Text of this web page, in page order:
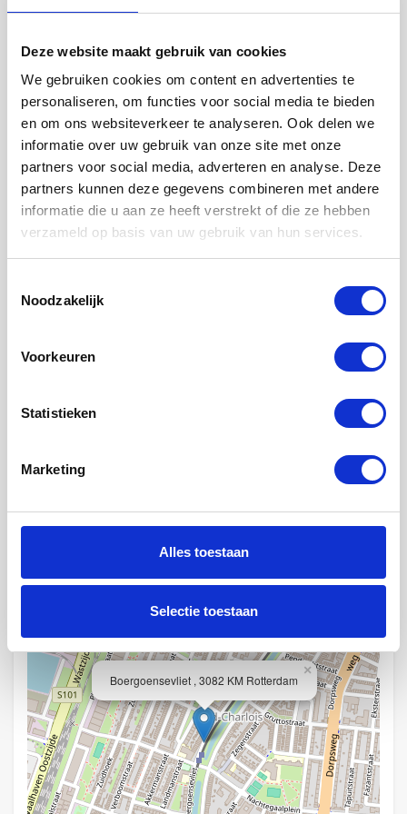
Deze website maakt gebruik van cookies
We gebruiken cookies om content en advertenties te
personaliseren, om functies voor social media te bieden
en om ons websiteverkeer te analyseren. Ook delen we
informatie over uw gebruik van onze site met onze
partners voor social media, adverteren en analyse. Deze
partners kunnen deze gegevens combineren met andere
informatie die u aan ze heeft verstrekt of die ze hebben
verzameld op basis van uw gebruik van hun services.
Noodzakelijk
Voorkeuren
Statistieken
Marketing
Alles toestaan
Selectie toestaan
Faciliteiten
Badkamer :
Toilet :
Keuken :
Woonkamer :
Privé
Privé
Privé
Privé
Huisdieren :
Roken :
Fietsenstalling :
Locatie
Boergoensevliet , 3082 KM Rotterdam
×
+